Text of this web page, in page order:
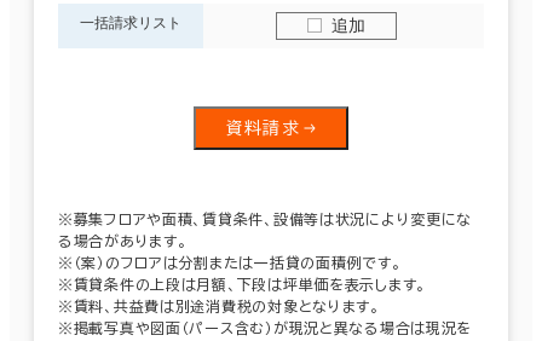
一括請求リスト 追加
資料請求
※募集フロアや面積、賃貸条件、設備等は状況により変更にな
る場合があります。
※（案）のフロアは分割または一括貸の面積例です。
※賃貸条件の上段は月額、下段は坪単価を表示します。
※賃料、共益費は別途消費税の対象となります。
※掲載写真や図面（パース含む）が現況と異なる場合は現況を